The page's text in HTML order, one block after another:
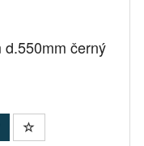
černý